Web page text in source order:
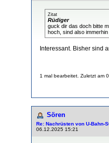
Zitat
Rüdiger
guck dir das doch bitte
hoch, sind also immerhin
Interessant. Bisher sind
1 mal bearbeitet. Zuletzt am
Sören
Re: Nachrüsten von U-Bahn-
06.12.2025 15:21